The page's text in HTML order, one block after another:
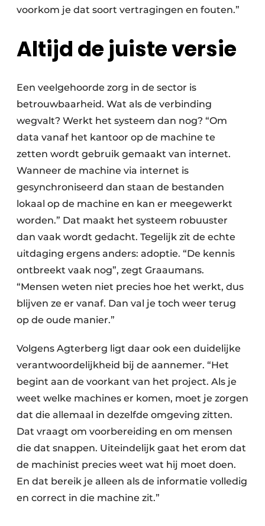
voorkom je dat soort vertragingen en fouten.”
Altijd de juiste versie
Een veelgehoorde zorg in de sector is
betrouwbaarheid. Wat als de verbinding
wegvalt? Werkt het systeem dan nog? “Om
data vanaf het kantoor op de machine te
zetten wordt gebruik gemaakt van internet.
Wanneer de machine via internet is
gesynchroniseerd dan staan de bestanden
lokaal op de machine en kan er meegewerkt
worden.” Dat maakt het systeem robuuster
dan vaak wordt gedacht. Tegelijk zit de echte
uitdaging ergens anders: adoptie. “De kennis
ontbreekt vaak nog”, zegt Graaumans.
“Mensen weten niet precies hoe het werkt, dus
blijven ze er vanaf. Dan val je toch weer terug
op de oude manier.”
Volgens Agterberg ligt daar ook een duidelijke
verantwoordelijkheid bij de aannemer. “Het
begint aan de voorkant van het project. Als je
weet welke machines er komen, moet je zorgen
dat die allemaal in dezelfde omgeving zitten.
Dat vraagt om voorbereiding en om mensen
die dat snappen. Uiteindelijk gaat het erom dat
de machinist precies weet wat hij moet doen.
En dat bereik je alleen als de informatie volledig
en correct in die machine zit.”